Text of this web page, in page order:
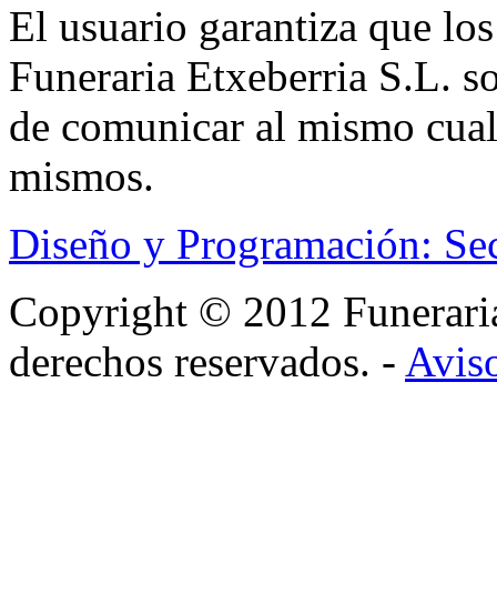
El usuario garantiza que
Funeraria Etxeberria S.L.
de comunicar al mismo
mismos.
Diseño y Programación:
Copyright © 2012
derechos reservados. -